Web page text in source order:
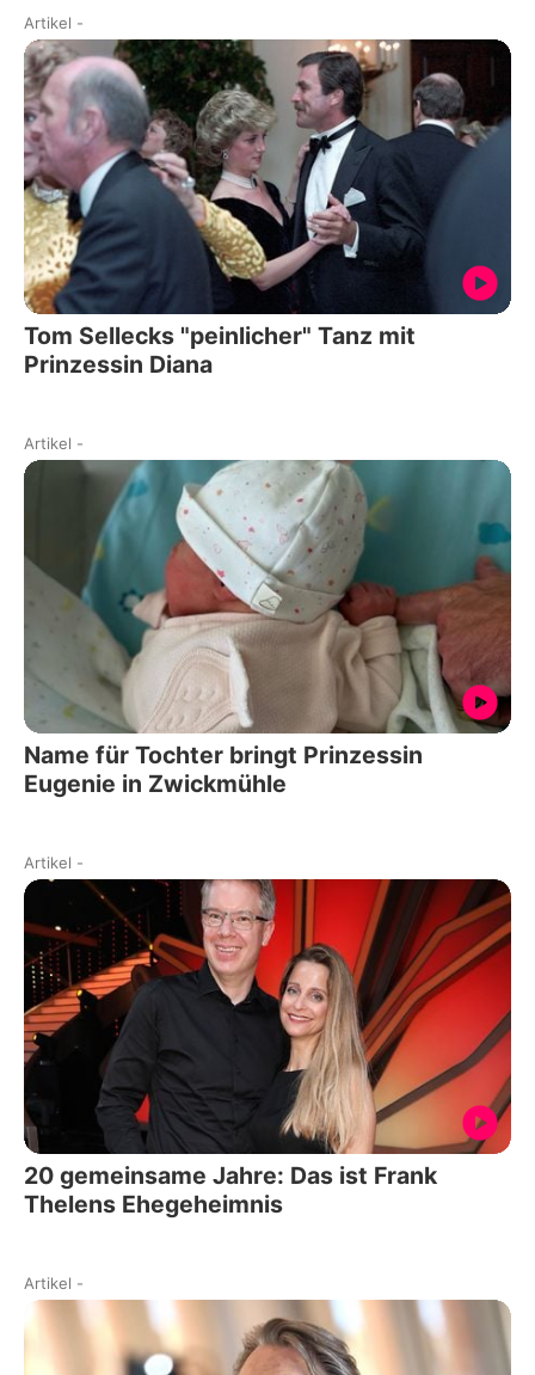
Artikel -
Tom Sellecks "peinlicher" Tanz mit
Prinzessin Diana
Artikel -
Name für Tochter bringt Prinzessin
Eugenie in Zwickmühle
Artikel -
20 gemeinsame Jahre: Das ist Frank
Thelens Ehegeheimnis
Artikel -